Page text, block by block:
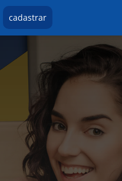
cadastrar